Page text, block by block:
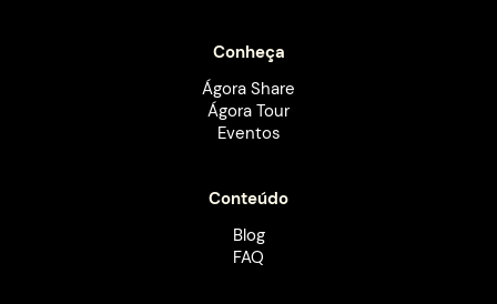
Conheça
Ágora Share
Ágora Tour
Eventos
Conteúdo
Blog
FAQ